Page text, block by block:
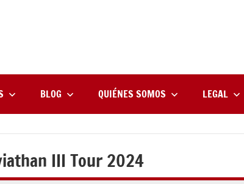
Magazine
música
internacional
BLOG QUIÉNES SOMOS LEGAL
III Tour 2024